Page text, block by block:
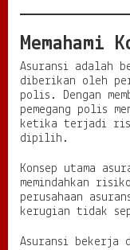
n
Memahami
Asuransi adalah
diberikan oleh
polis. Dengan
pemegang polis
ketika terjadi
dipilih.
Konsep utama
memindahkan
perusahaan
kerugian tidak
Asuransi bekerja